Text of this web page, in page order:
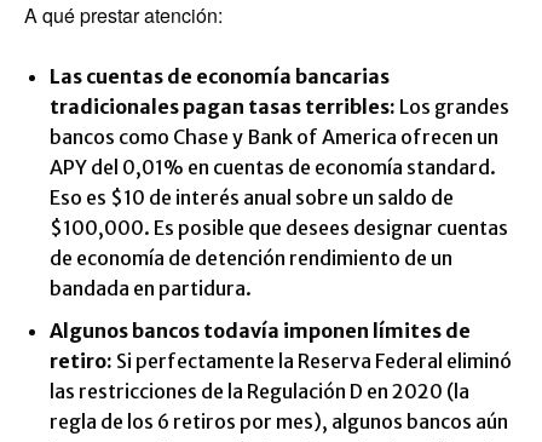
A qué prestar atención:
Las cuentas de economía bancarias
tradicionales pagan tasas terribles: Los grandes
bancos como Chase y Bank of America ofrecen un
APY del 0,01% en cuentas de economía standard.
Eso es $10 de interés anual sobre un saldo de
$100,000. Es posible que desees designar cuentas
de economía de detención rendimiento de un
bandada en partidura.
Algunos bancos todavía imponen límites de
retiro: Si perfectamente la Reserva Federal eliminó
las restricciones de la Regulación D en 2020 (la
regla de los 6 retiros por mes), algunos bancos aún